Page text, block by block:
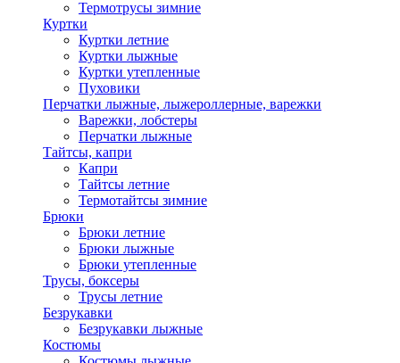
Термотрусы зимние
Куртки
Куртки летние
Куртки лыжные
Куртки утепленные
Пуховики
Перчатки лыжные, лыжероллерные, варежки
Варежки, лобстеры
Перчатки лыжные
Тайтсы, капри
Капри
Тайтсы летние
Термотайтсы зимние
Брюки
Брюки летние
Брюки лыжные
Брюки утепленные
Трусы, боксеры
Трусы летние
Безрукавки
Безрукавки лыжные
Костюмы